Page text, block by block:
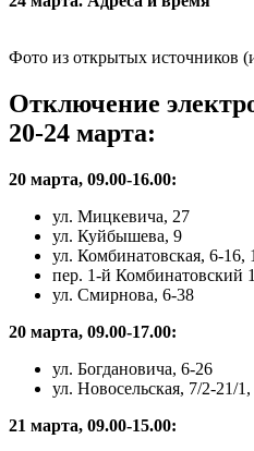
Фото из открытых источников
Отключение
20-24 марта:
20 марта, 09.00-16.00:
ул. Мицкевича, 27
ул. Куйбышева, 9
ул. Комбинатовская, 6-16,
пер. 1-й Комбинатовский
ул. Смирнова, 6-38
20 марта, 09.00-17.00:
ул. Богдановича, 6-26
ул. Новосельская, 7/2-21/1,
21 марта, 09.00-15.00: